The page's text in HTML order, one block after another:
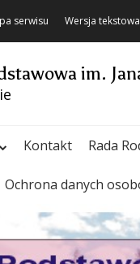
serwisu Wersja tekstowa
im.
Kontakt Rada
Ochrona danych